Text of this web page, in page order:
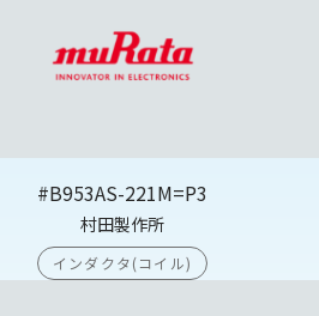
#B953AS-221M=P3
村田製作所
インダクタ(コイル)